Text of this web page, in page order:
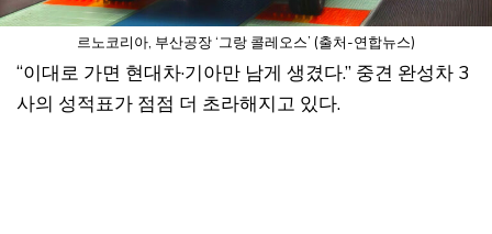
르노코리아, 부산공장 ‘그랑 콜레오스’ (출처-연합뉴스)
“이대로 가면 현대차·기아만 남게 생겼다.” 중견 완성차 3
사의 성적표가 점점 더 초라해지고 있다.